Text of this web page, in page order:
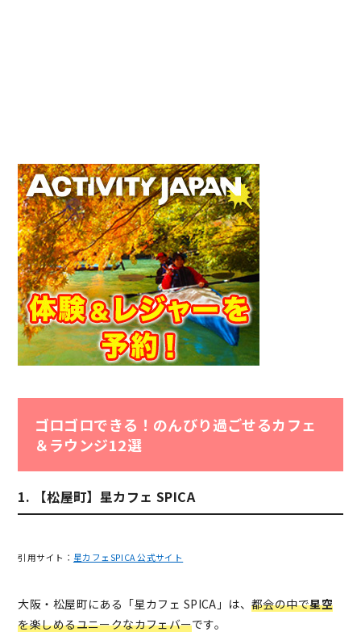
ゴロゴロできる！のんびり過ごせるカフェ
＆ラウンジ12選
1. 【松屋町】星カフェ SPICA
引用サイト： 星カフェSPICA 公式サイト
大阪・松屋町にある「星カフェ SPICA」は、都会の中で星空
を楽しめるユニークなカフェバーです。